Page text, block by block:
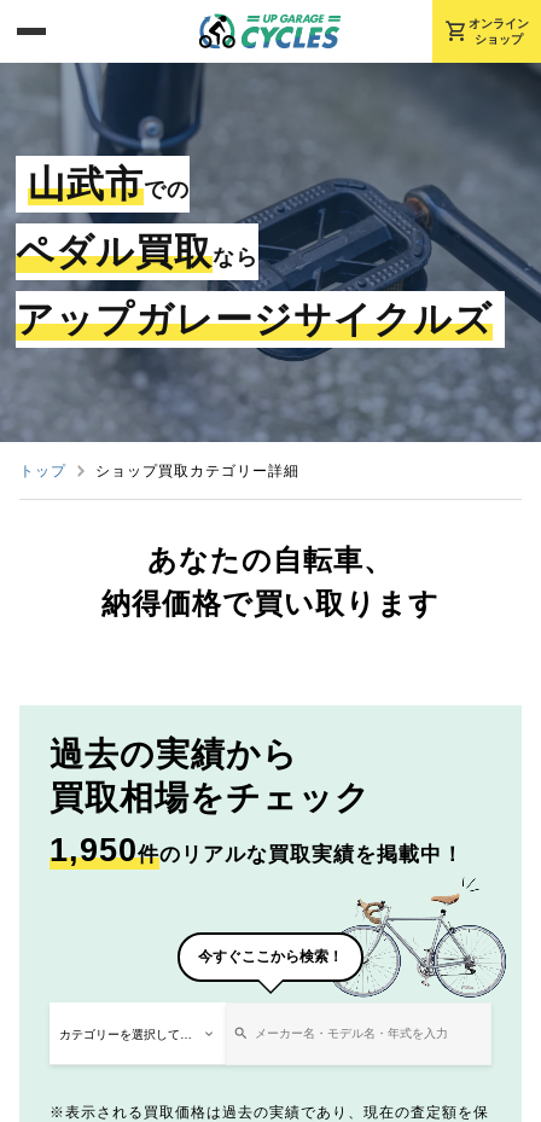
shopping_cart オンライン
ショップ
山武市での
ペダル買取なら
アップガレージサイクルズ
トップ ショップ買取カテゴリー詳細
あなたの自転車、
納得価格で買い取ります
過去の実績から
買取相場をチェック
1,950件のリアルな買取実績を掲載中！
今すぐここから検索！
表示される買取価格は過去の実績であり、現在の査定額を保